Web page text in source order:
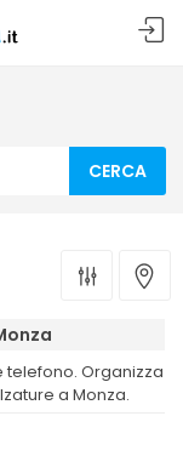
CERCA
telefono. Organizza
a Monza.